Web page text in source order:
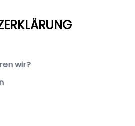
wir?